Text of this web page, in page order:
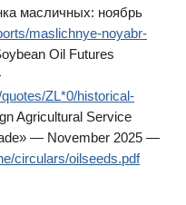
масличных: ноябрь
maslichnye-noyabr-
Oil Futures
ZL*0/historical-
Agricultural Service
— November 2025 —
circulars/oilseeds.pdf